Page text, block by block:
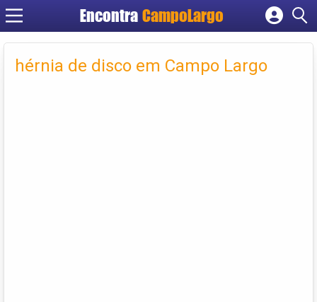
Encontra CampoLargo
Cadastrar empresa
Criar conta
hérnia de disco em Campo Largo